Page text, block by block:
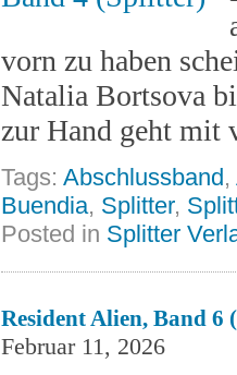
vorn zu haben
Natalia Bortsova
zur Hand geht
Tags: Abschlussband,
Buendia, Splitter,
Posted in Splitter
Resident Alien, Band 6
Februar 11, 2026